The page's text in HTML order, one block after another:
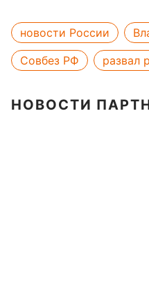
новости России
Совбез РФ
развал
НОВОСТИ